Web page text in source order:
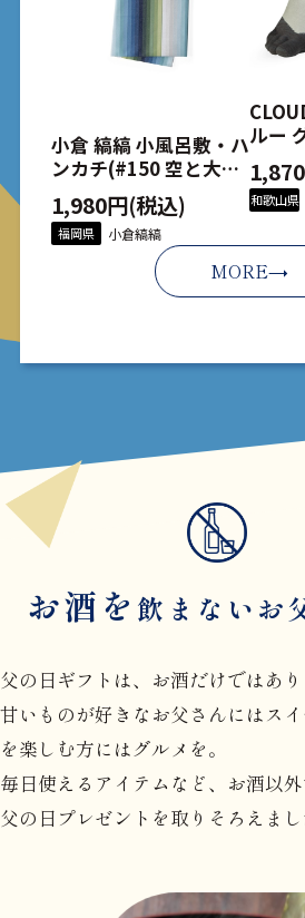
MORE
小倉 縞縞 小風呂敷・ハ
ンカチ(#150 空と大地
1,980円(税込)
福岡県 小倉縞縞
ルー
レー
和歌山県
お酒を 飲まないお
父の日ギフトは、お酒だけではあり
甘いものが好きなお父さんにはス
を楽しむ方にはグルメを。
毎日使えるアイテムなど、お酒以
父の日プレゼントを取りそろえまし